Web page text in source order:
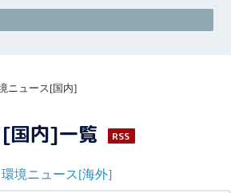
ニュース[国内]
国内]一覧 RSS
環境ニュース[海外]